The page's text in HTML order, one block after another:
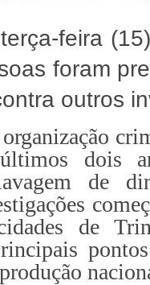
feira
foram
outros
dois
de
de